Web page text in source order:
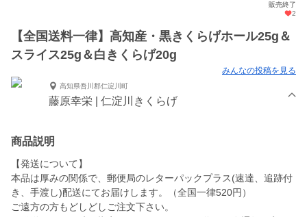
販売終了
2
【全国送料一律】高知産・黒きくらげホール25g＆
スライス25g＆白きくらげ20g
みんなの投稿を見る
高知県吾川郡仁淀川町
藤原幸栄 | 仁淀川きくらげ
商品説明
【発送について】
本品は厚みの関係で、郵便局のレターパックプラス(速達、追跡付
き、手渡し)配送にてお届けします。（全国一律520円）
ご遠方の方もどしどしご注文下さい。